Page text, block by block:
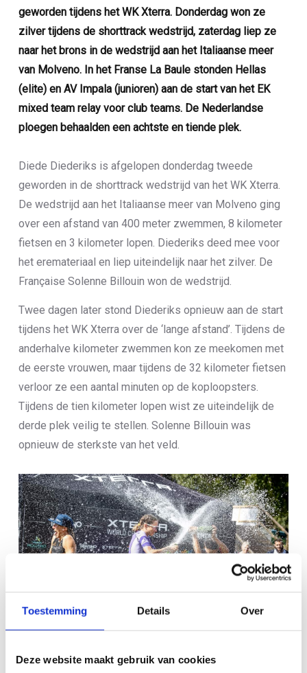
Toestemming Details Over
Deze website maakt gebruik van cookies
geworden tijdens het WK Xterra. Donderdag won ze
zilver tijdens de shorttrack wedstrijd, zaterdag liep ze
naar het brons in de wedstrijd aan het Italiaanse meer
van Molveno. In het Franse La Baule stonden Hellas
(elite) en AV Impala (junioren) aan de start van het EK
mixed team relay voor club teams. De Nederlandse
ploegen behaalden een achtste en tiende plek.
Diede Diederiks is afgelopen donderdag tweede
geworden in de shorttrack wedstrijd van het WK Xterra.
De wedstrijd aan het Italiaanse meer van Molveno ging
over een afstand van 400 meter zwemmen, 8 kilometer
fietsen en 3 kilometer lopen. Diederiks deed mee voor
het eremateriaal en liep uiteindelijk naar het zilver. De
Française Solenne Billouin won de wedstrijd.
Twee dagen later stond Diederiks opnieuw aan de start
tijdens het WK Xterra over de ‘lange afstand’. Tijdens de
anderhalve kilometer zwemmen kon ze meekomen met
de eerste vrouwen, maar tijdens de 32 kilometer fietsen
verloor ze een aantal minuten op de koploopsters.
Tijdens de tien kilometer lopen wist ze uiteindelijk de
derde plek veilig te stellen. Solenne Billouin was
opnieuw de sterkste van het veld.